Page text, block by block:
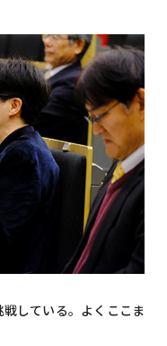
している。よくここま